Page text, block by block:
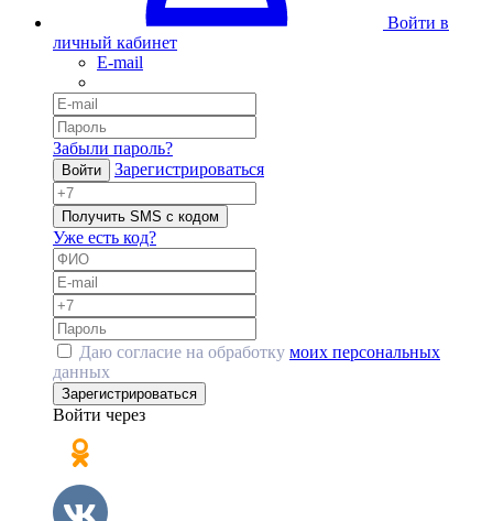
Войти в
личный кабинет
E-mail
Забыли пароль?
Войти Зарегистрироваться
Получить SMS с кодом
Уже есть код?
Даю согласие на обработку моих персональных
данных
Зарегистрироваться
Войти через